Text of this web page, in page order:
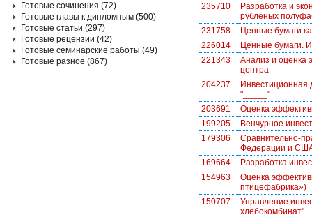
235710
Разработка и
рубленых
231758
Ценные бумаги
226014
Ценные бумаги.
221343
Анализ и оценка
центра
204237
Инвестиционная
"_____"
203691
Оценка
199205
Венчурное
179306
Сравнительно-
Федерации и
169664
Разработка
154963
Оценка
птицефабрика»)
150707
Управление
хлебокомбинат"
Готовые сочинения (72)
Готовые главы к дипломным (500)
Готовые статьи (297)
Готовые рецензии (42)
Готовые семинарские работы (49)
Готовые разное (867)